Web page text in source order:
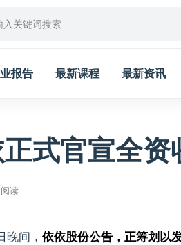
报告 最新课程 最新资讯
式官宣全资
读
间， 依依股份公告，正筹划以